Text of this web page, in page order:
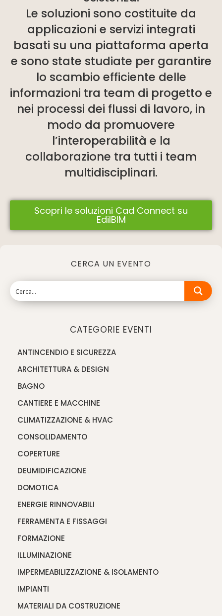
Le soluzioni sono costituite da
applicazioni e servizi integrati
basati su una piattaforma aperta
e sono state studiate per garantire
lo scambio efficiente delle
informazioni tra team di progetto e
nei processi dei flussi di lavoro, in
modo da promuovere
l’interoperabilità e la
collaborazione tra tutti i team
multidisciplinari.
Scopri le soluzioni Cad Connect su
EdilBIM
CERCA UN EVENTO
CATEGORIE EVENTI
ANTINCENDIO E SICUREZZA
ARCHITETTURA & DESIGN
BAGNO
CANTIERE E MACCHINE
CLIMATIZZAZIONE & HVAC
CONSOLIDAMENTO
COPERTURE
DEUMIDIFICAZIONE
DOMOTICA
ENERGIE RINNOVABILI
FERRAMENTA E FISSAGGI
FORMAZIONE
ILLUMINAZIONE
IMPERMEABILIZZAZIONE & ISOLAMENTO
IMPIANTI
MATERIALI DA COSTRUZIONE